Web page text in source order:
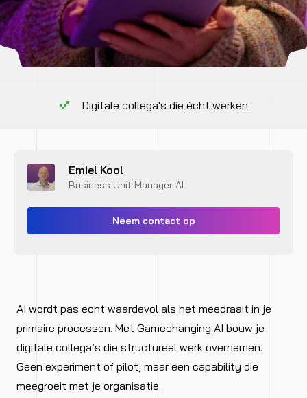
Digitale collega's die écht werken
Emiel Kool
Business Unit Manager AI
Neem contact op
AI wordt pas echt waardevol als het meedraait in je
primaire processen. Met Gamechanging AI bouw je
digitale collega’s die structureel werk overnemen.
Geen experiment of pilot, maar een capability die
meegroeit met je organisatie.